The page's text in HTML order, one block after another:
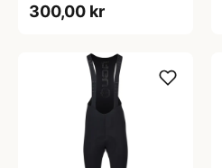
300,00 kr